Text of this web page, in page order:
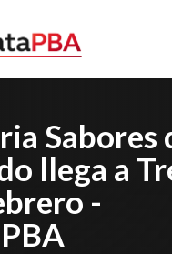
Sabores
llega a
-